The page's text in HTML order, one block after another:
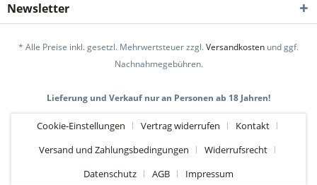
Newsletter
* Alle Preise inkl. gesetzl. Mehrwertsteuer zzgl.Versandkosten und ggf.
Nachnahmegebühren.
Lieferung und Verkauf nur an Personen ab 18 Jahren!
Cookie-Einstellungen Vertrag widerrufen
Kontakt
Versand und Zahlungsbedingungen
Widerrufsrecht
Datenschutz
AGB
Impressum